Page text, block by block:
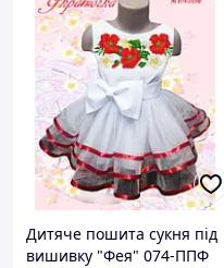
Дитяче пошита сукня під
вишивку "Фея" 074-ППФ